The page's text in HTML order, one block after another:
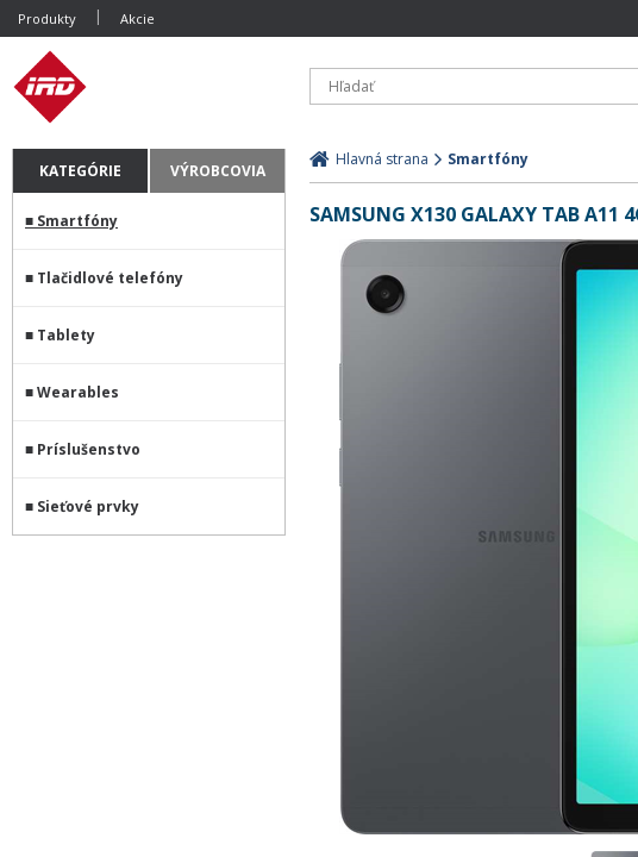
Produkty Akcie
KATEGÓRIE VÝROBCOVIA
Smartfóny
Tlačidlové telefóny
Tablety
Wearables
Príslušenstvo
Sieťové prvky
Hlavná strana Smartfóny
SAMSUNG X130 GALAXY TAB A11